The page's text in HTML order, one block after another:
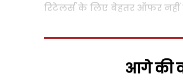
रिटेलर्स के लिए बेहतर ऑफर नहीं
आगे की